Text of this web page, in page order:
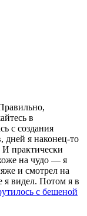
в
с создания
дней я наконец-то
практически
на чудо — я
и смотрел на
я видел. Потом я в
с бешеной